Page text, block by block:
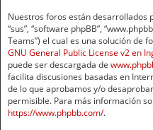
Nuestros foros están desarrollados
“sus”, “software phpBB”,
Teams”) el cual es una solución de
GNU General Public License v2 en
puede ser descargada de
facilita discusiones basadas en
de lo que aprobamos y/o
permisible. Para más información
https://www.phpbb.com/.